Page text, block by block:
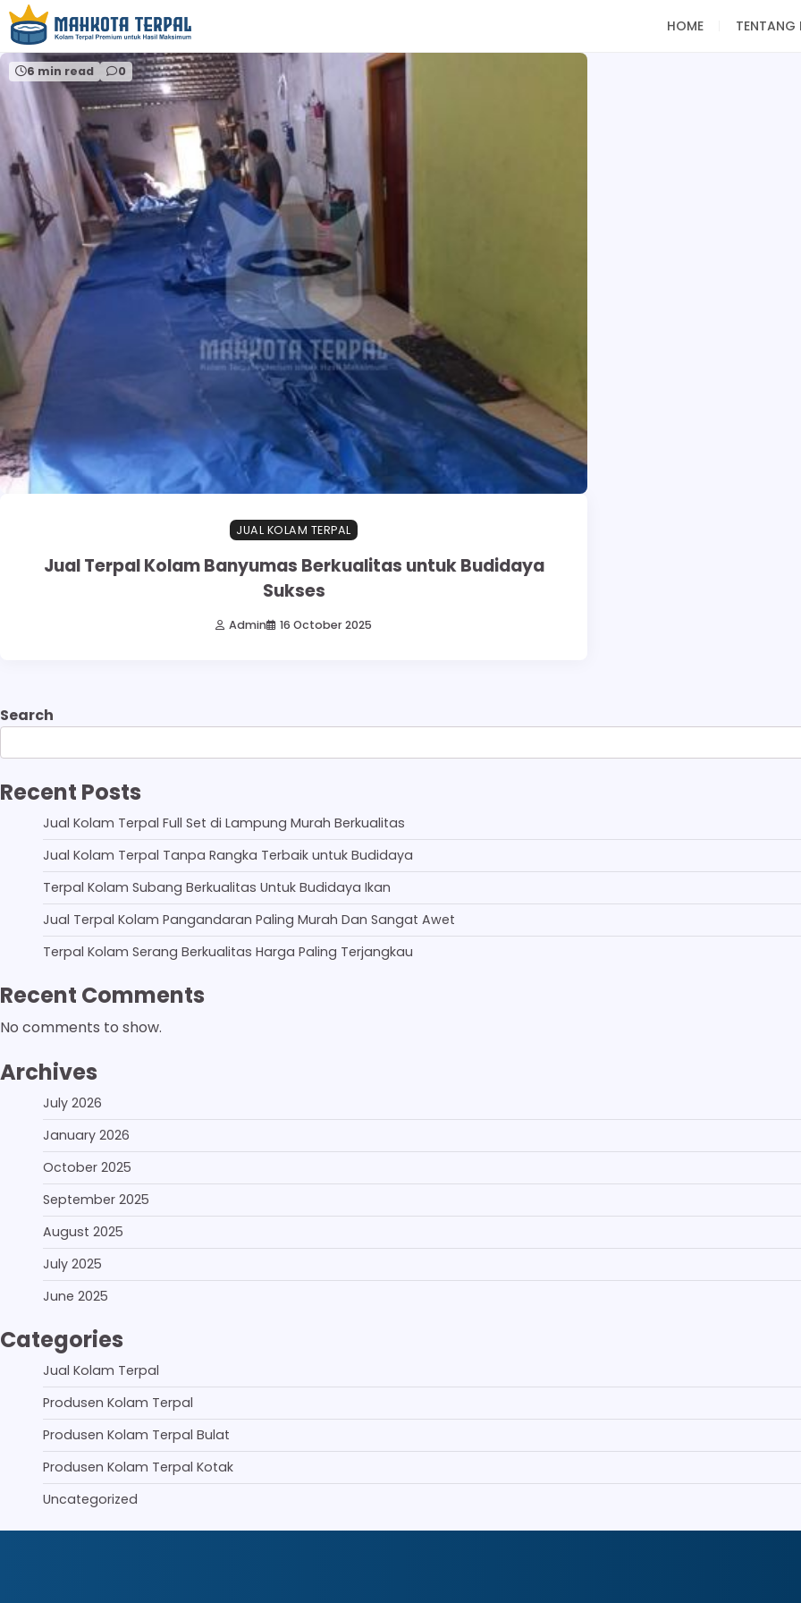
HOME TENTANG
Home harga terpal per meter purwokerto.
6 min read 0
JUAL KOLAM TERPAL
Jual Terpal Kolam Banyumas Berkualitas untuk Budidaya
Sukses
Admin 16 October 2025
Search
Recent Posts
Jual Kolam Terpal Full Set di Lampung Murah Berkualitas
Jual Kolam Terpal Tanpa Rangka Terbaik untuk Budidaya
Terpal Kolam Subang Berkualitas Untuk Budidaya Ikan
Jual Terpal Kolam Pangandaran Paling Murah Dan Sangat Awet
Terpal Kolam Serang Berkualitas Harga Paling Terjangkau
Recent Comments
No comments to show.
Archives
July 2026
January 2026
October 2025
September 2025
August 2025
July 2025
June 2025
Categories
Jual Kolam Terpal
Produsen Kolam Terpal
Produsen Kolam Terpal Bulat
Produsen Kolam Terpal Kotak
Uncategorized